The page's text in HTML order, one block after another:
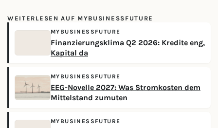
WEITERLESEN AUF MYBUSINESSFUTURE
MYBUSINESSFUTURE
Finanzierungsklima Q2 2026: Kredite eng,
Kapital da
MYBUSINESSFUTURE
EEG-Novelle 2027: Was Stromkosten dem
Mittelstand zumuten
MYBUSINESSFUTURE